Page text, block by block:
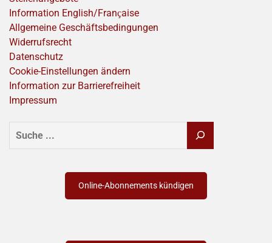
Information English/Franҫaise
Allgemeine Geschäftsbedingungen
Widerrufsrecht
Datenschutz
Cookie-Einstellungen ändern
Information zur Barrierefreiheit
Impressum
SUCHEN
Online-Abonnements kündigen